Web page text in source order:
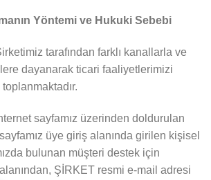
Yöntemi ve Hukuki Sebebi
tarafından farklı kanallarla ve
dayanarak ticari faaliyetlerimizi
sayfamız üzerinden doldurulan
üye giriş alanında girilen kişisel
bulunan müşteri destek için
alanından, ŞİRKET resmi e-mail adresi